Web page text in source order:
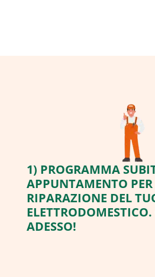
1) PROGRAMMA
APPUNTAMENTO
RIPARAZIONE DEL
ADESSO!